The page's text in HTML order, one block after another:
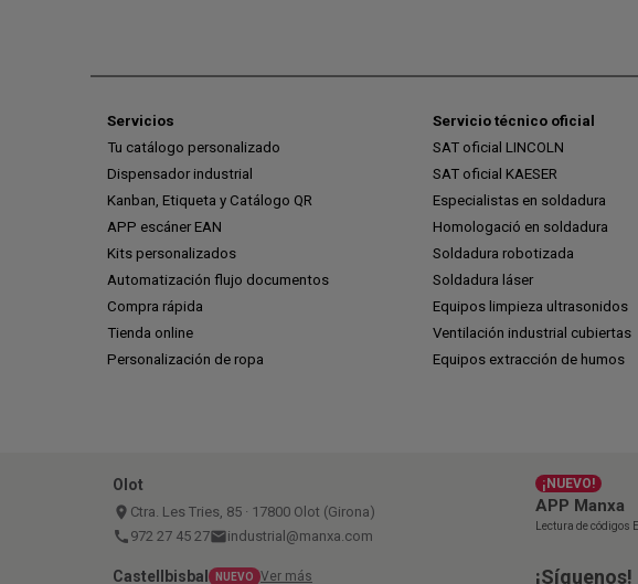
Servicios
Tu catálogo personalizado
Dispensador industrial
Kanban, Etiqueta y Catálogo QR
APP escáner EAN
Kits personalizados
Automatización flujo documentos
Compra rápida
Tienda online
Personalización de ropa
Servicio técnico oficial
SAT oficial LINCOLN
SAT oficial KAESER
Especialistas en soldadura
Homologació en soldadura
Soldadura robotizada
Soldadura láser
Equipos limpieza ultrasonidos
Ventilación industrial cubiertas
Equipos extracción de humos
Olot
place Ctra. Les Tries, 85 · 17800 Olot (Girona)
call 972 27 45 27emailindustrial@manxa.com
Castellbisbal NUEVO Ver más
¡NUEVO!
APP Manxa
Lectura de códigos
¡Síguenos!